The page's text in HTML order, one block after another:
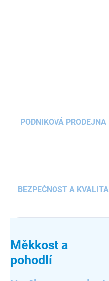
PODNIKOVÁ PRODEJNA
BEZPEČNOST A KVALITA
Měkkost a
pohodlí